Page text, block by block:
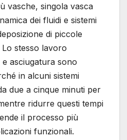
vasche, singola vasca
dei fluidi e sistemi
di piccole
stesso lavoro
asciugatura sono
in alcuni sistemi
due a cinque minuti per
ridurre questi tempi
il processo più
funzionali.